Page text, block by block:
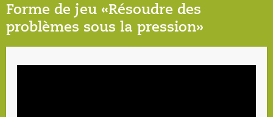
Forme de jeu «Résoudre des
problèmes sous la pression»